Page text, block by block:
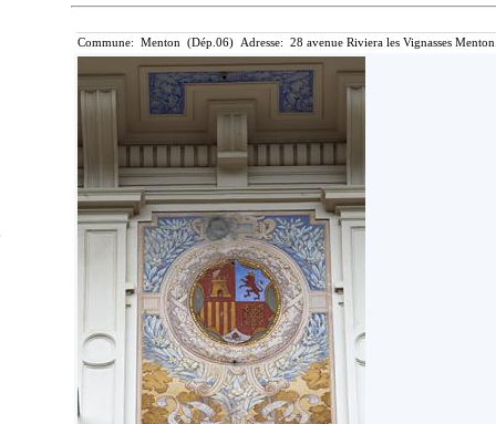
Commune: Menton (Dép.06) Adresse: 28 avenue Riviera les Vignasses